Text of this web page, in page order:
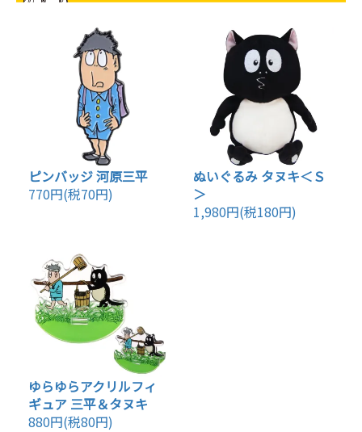
ピンバッジ 河原三平
770円(税70円)
ぬいぐるみ タヌキ＜Ｓ
＞
1,980円(税180円)
ゆらゆらアクリルフィ
ギュア 三平＆タヌキ
880円(税80円)